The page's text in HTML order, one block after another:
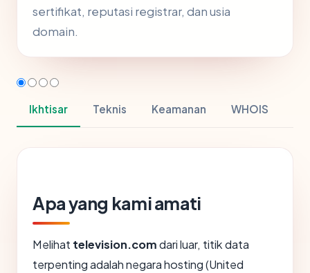
sertifikat, reputasi registrar, dan usia
domain.
Ikhtisar Teknis Keamanan WHOIS
Apa yang kami amati
Melihat television.comdari luar, titik data
terpenting adalah negara hosting (United